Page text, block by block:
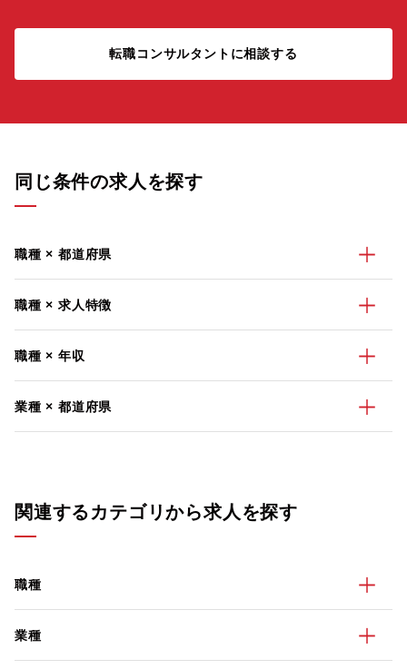
転職コンサルタントに相談する
同じ条件の求人を探す
職種 × 都道府県
職種 × 求人特徴
職種 × 年収
業種 × 都道府県
関連するカテゴリから求人を探す
職種
業種